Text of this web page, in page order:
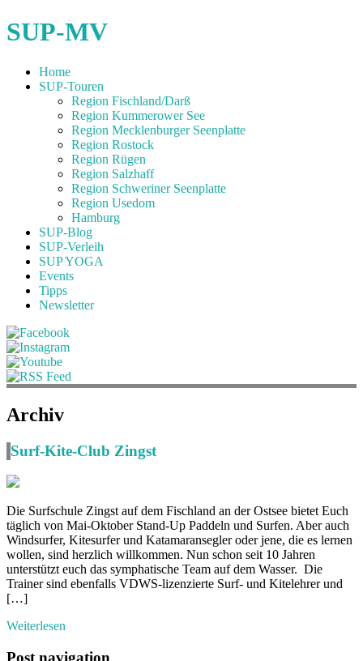
SUP-MV
Home
SUP-Touren
Region Fischland/Darß
Region Kummerower See
Region Mecklenburger Seenplatte
Region Rostock
Region Rügen
Region Salzhaff
Region Schweriner Seenplatte
Region Usedom
Hamburg
SUP-Blog
SUP-Verleih
SUP YOGA
Events
Tipps
Newsletter
Archiv
Surf-Kite-Club Zingst
Die Surfschule Zingst auf dem Fischland an der Ostsee bietet Euch
täglich von Mai-Oktober Stand-Up Paddeln und Surfen. Aber auch
Windsurfer, Kitesurfer und Katamaransegler oder jene, die es lernen
wollen, sind herzlich willkommen. Nun schon seit 10 Jahren
unterstützt euch das symphatische Team auf dem Wasser. Die
Trainer sind ebenfalls VDWS-lizenzierte Surf- und Kitelehrer und
[…]
Weiterlesen
Post navigation